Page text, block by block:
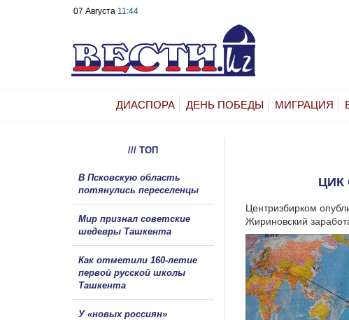
07 Августа 11:44
ДИАСПОРА ДЕНЬ ПОБЕДЫ МИГРАЦИЯ
ЦИК
Центризбирком
Жириновский
/// ТОП
В Псковскую область
потянулись переселенцы
Мир признал советские
шедевры Ташкента
Как отметили 160-летие
первой русской школы
Ташкента
У «новых россиян»